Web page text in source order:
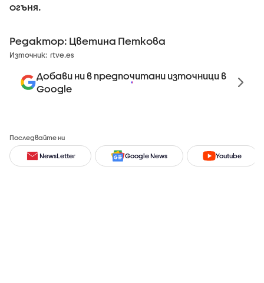
огъня.
Редактор: Цветина Петкова
Източник: rtve.es
Добави ни в предпочитани източници в
Google
Последвайте ни
NewsLetter Google News Youtube